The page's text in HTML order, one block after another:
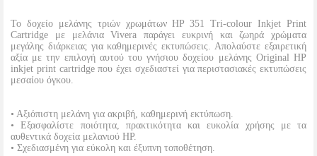
Το δοχείο μελάνης τριών χρωμάτων HP 351 Tri-colour Inkjet Print
Cartridge με μελάνια Vivera παράγει ευκρινή και ζωηρά χρώματα
μεγάλης διάρκειας για καθημερινές εκτυπώσεις. Απολαύστε εξαιρετική
αξία με την επιλογή αυτού του γνήσιου δοχείου μελάνης Original HP
inkjet print cartridge που έχει σχεδιαστεί για περιστασιακές εκτυπώσεις
μεσαίου όγκου.
• Αξιόπιστη μελάνη για ακριβή, καθημερινή εκτύπωση.
• Εξασφαλίστε ποιότητα, πρακτικότητα και ευκολία χρήσης με τα
αυθεντικά δοχεία μελανιού HP.
• Σχεδιασμένη για εύκολη και έξυπνη τοποθέτηση.